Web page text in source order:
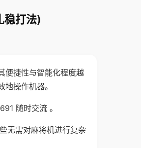
稳打法)
便捷性与智能化程度越
操作机器。
随时交流 。
无需对麻将机进行复杂